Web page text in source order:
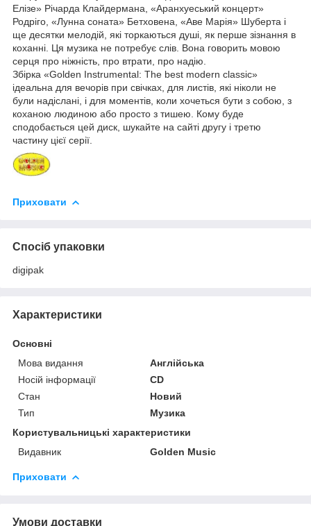
Елізе» Річарда Клайдермана, «Аранхуеський концерт»
Родріго, «Лунна соната» Бетховена, «Аве Марія» Шуберта і
ще десятки мелодій, які торкаються душі, як перше зізнання в
коханні. Ця музика не потребує слів. Вона говорить мовою
серця про ніжність, про втрати, про надію.
Збірка «Golden Instrumental: The best modern classic»
ідеальна для вечорів при свічках, для листів, які ніколи не
були надіслані, і для моментів, коли хочеться бути з собою, з
коханою людиною або просто з тишею. Кому буде
сподобається цей диск, шукайте на сайті другу і третю
частину цієї серії.
Приховати
Спосіб упаковки
digipak
Характеристики
Основні
Мова видання
Англійська
Носій інформації
CD
Стан
Новий
Тип
Музика
Користувальницькі характеристики
Видавник
Golden Music
Приховати
Умови доставки